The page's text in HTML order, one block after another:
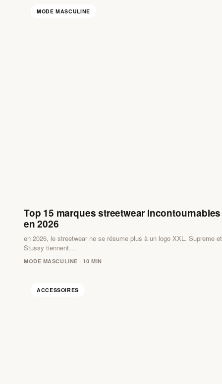
MODE MASCULINE
Top 15 marques streetwear incontournables
en 2026
en 2026, le streetwear ne se résume plus à un logo XXL. Supreme et
Stussy tiennent…
MODE MASCULINE · 10 MIN
ACCESSOIRES